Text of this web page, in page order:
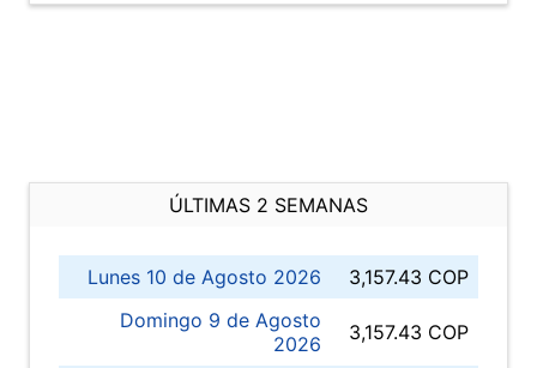
ÚLTIMAS 2 SEMANAS
Lunes 10 de Agosto 2026
3,157.43 COP
Domingo 9 de Agosto
2026
3,157.43 COP